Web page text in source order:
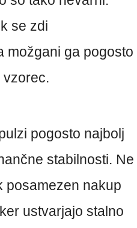
se zdi
možgani ga pogosto
vzorec.
pogosto najbolj
stabilnosti. Ne
posamezen nakup
ustvarjajo stalno